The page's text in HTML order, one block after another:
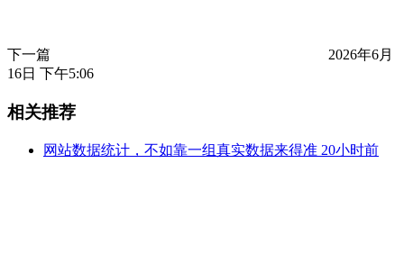
下一篇
2026年6月
16日 下午5:06
相关推荐
网站数据统计，不如靠一组真实数据来得准 20小时前